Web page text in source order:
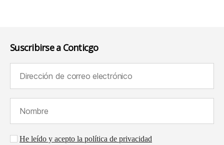
Suscribirse a Conticgo
Aceptación de la política de privacidad
He leído y acepto la política de privacidad